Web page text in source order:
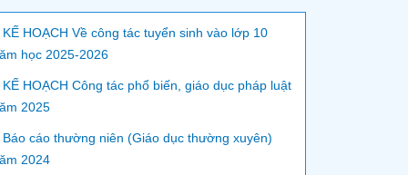
KẾ HOẠCH Về công tác tuyển sinh vào lớp 10
học 2025-2026
KẾ HOẠCH Công tác phổ biến, giáo dục pháp luật
2025
Báo cáo thường niên (Giáo dục thường xuyên)
2024